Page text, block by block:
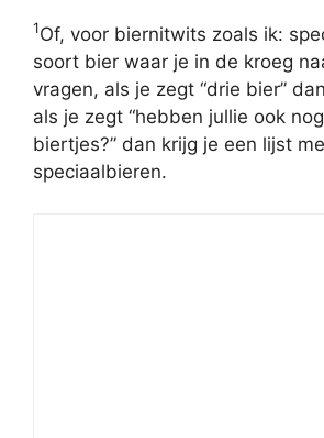
1Of, voor biernitwits zoals ik:
soort bier waar je in de kroeg
vragen, als je zegt “drie bier”
als je zegt “hebben jullie ook
biertjes?” dan krijg je een lijst
speciaalbieren.